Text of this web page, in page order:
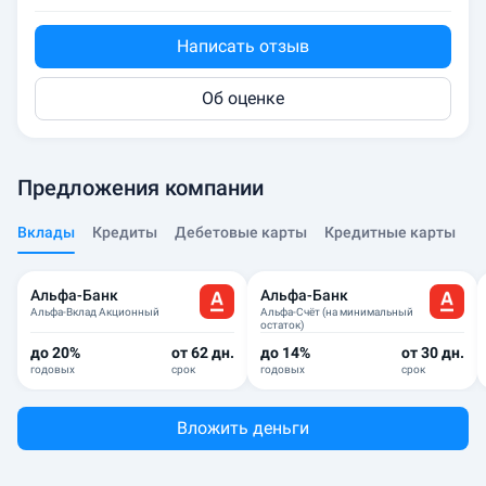
Написать отзыв
Об оценке
Предложения компании
Вклады Кредиты Дебетовые карты Кредитные карты
Альфа-Банк
Альфа-Вклад Акционный
до 20%
годовых
от 62 дн.
срок
Альфа-Банк
Альфа-Счёт (на минимальный
остаток)
до 14%
годовых
от 30 дн.
срок
Вложить деньги